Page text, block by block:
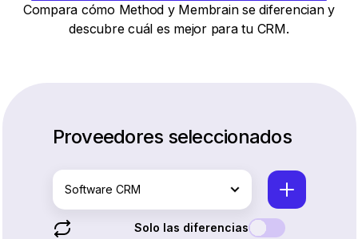
Compara cómo Method y Membrain se diferencian y
descubre cuál es mejor para tu CRM.
Proveedores seleccionados
Software CRM
Solo las diferencias